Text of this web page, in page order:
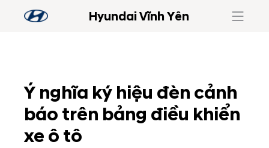
Hyundai Vĩnh Yên
Ý nghĩa ký hiệu đèn cảnh
báo trên bảng điều khiển
xe ô tô